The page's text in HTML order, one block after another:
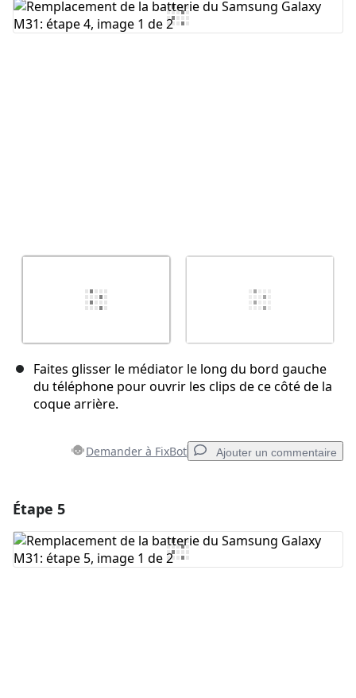
Ajouter un commentaire
Faites glisser le médiator le long du bord gauche
du téléphone pour ouvrir les clips de ce côté de la
coque arrière.
Demander à FixBot Ajouter un commentaire
Ajouter un commentaire
Étape 5